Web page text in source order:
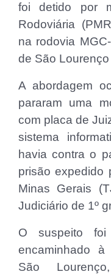
foi detido por
Rodoviária
na rodovia
de São Lourenço
A abordagem
pararam uma
com placa de
sistema
havia contra o
prisão expedido
Minas Gerais
Judiciário de 1º
O suspeito foi
encaminhado
São